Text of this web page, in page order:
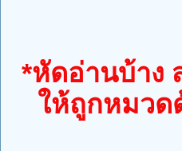
*หัดอ่านบ้าง
ให้ถูกหมวด